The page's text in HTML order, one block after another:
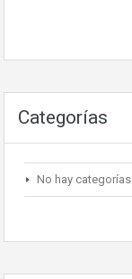
Categorías
No hay categorías